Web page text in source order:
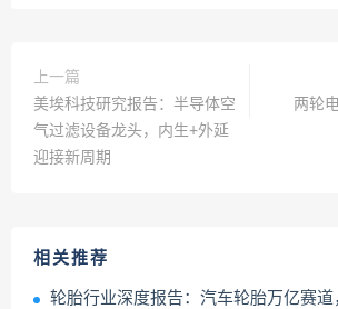
上一篇
美埃科技研究报告：半导体空
气过滤设备龙头，内生+外延
迎接新周期
两轮
相关推荐
轮胎行业深度报告：汽车轮胎万亿赛道，本土胎